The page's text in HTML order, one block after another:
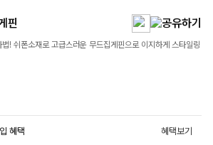
핀
! 쉬폰소재로 고급스러운 무드집게핀으로 이지하게 스타일링
혜택 혜택보기